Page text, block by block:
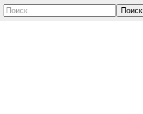
Поиск